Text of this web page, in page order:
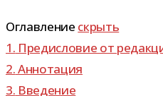
Оглавление скрыть
1. Предисловие от
2.Аннотация
3. Введение